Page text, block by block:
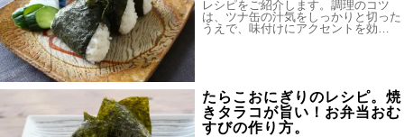
レシピをご紹介します。調理のコツ
は、ツナ缶の汁気をしっかりと切った
うえで、味付けにアクセントを効…
たらこおにぎりのレシピ。焼
きタラコが旨い！お弁当おむ
すびの作り方。